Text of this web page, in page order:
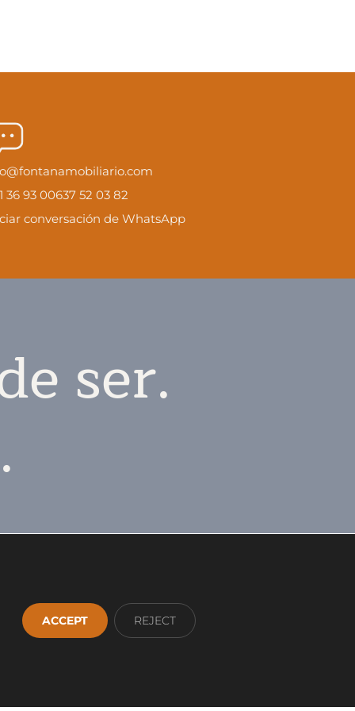
36 93 00637 52 03 82
conversación de WhatsApp
ser.
36 93 00
ACCEPT REJECT